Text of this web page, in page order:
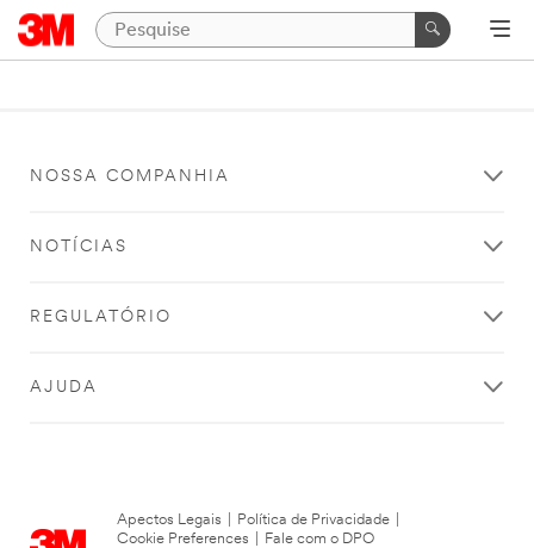
NOSSA COMPANHIA
NOTÍCIAS
REGULATÓRIO
AJUDA
Apectos Legais Política de Privacidade
Cookie Preferences
Fale com o DPO